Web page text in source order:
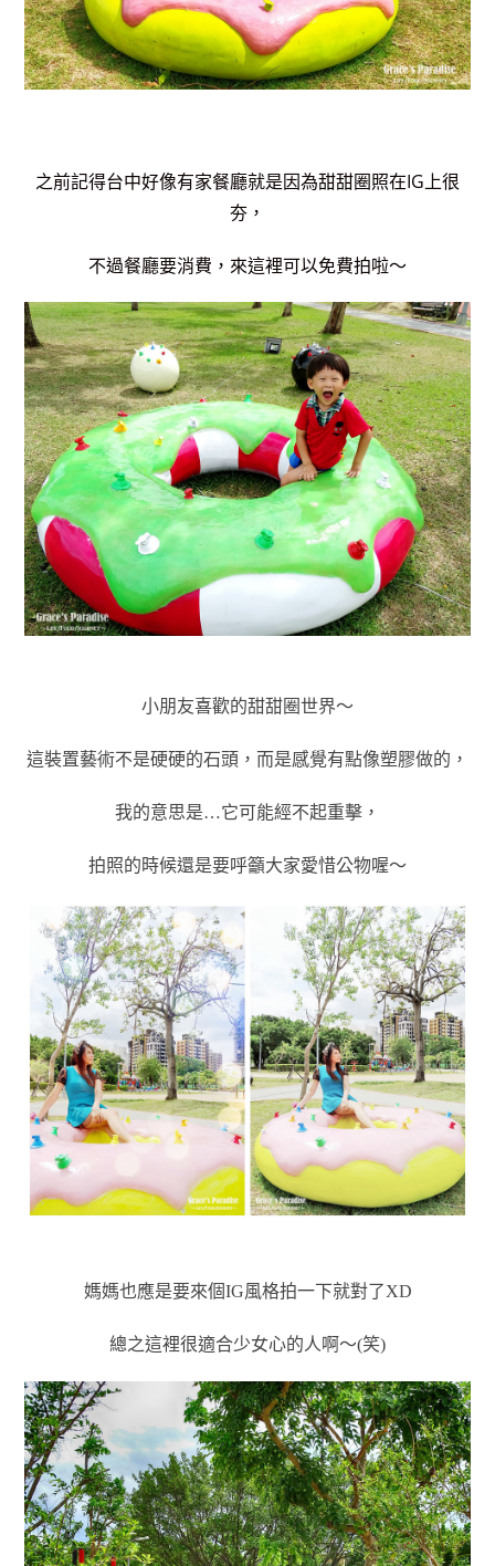
之前記得台中好像有家餐廳就是因為甜甜圈照在IG上很
夯，
不過餐廳要消費，來這裡可以免費拍啦～
小朋友喜歡的甜甜圈世界～
這裝置藝術不是硬硬的石頭，而是感覺有點像塑膠做的，
我的意思是…它可能經不起重擊，
拍照的時候還是要呼籲大家愛惜公物喔～
媽媽也應是要來個IG風格拍一下就對了XD
總之這裡很適合少女心的人啊～(笑)